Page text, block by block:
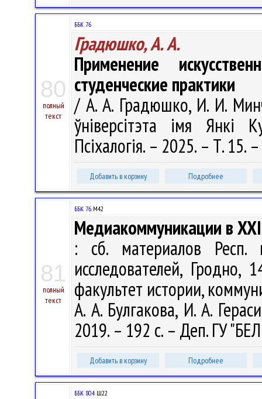
80
полный
текст
ББК 76
Градюшко, А. А.
Применение
студенческие практики
/ А. А. Градюшко, И. И.
ўніверсітэта імя Янкі
Псіхалогія. – 2025. – Т.
Добавить в корзину Подробнее
81
полный
текст
ББК 76.М42
Медиакоммуникации в
: сб. материалов Респ.
исследователей,
факультет истории,
А. А. Булгакова, И. А.
2019. – 192 с. – Деп. ГУ
Добавить в корзину Подробнее
ББК 80.4 Ш22